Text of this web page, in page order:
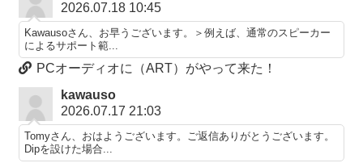
2026.07.18 10:45
Kawausoさん、お早うございます。＞例えば、通常のスピーカー
によるサポート範...
PCオーディオに（ART）がやって来た！
kawauso
2026.07.17 21:03
Tomyさん、おはようございます。ご返信ありがとうございます。
Dipを設けた場合...